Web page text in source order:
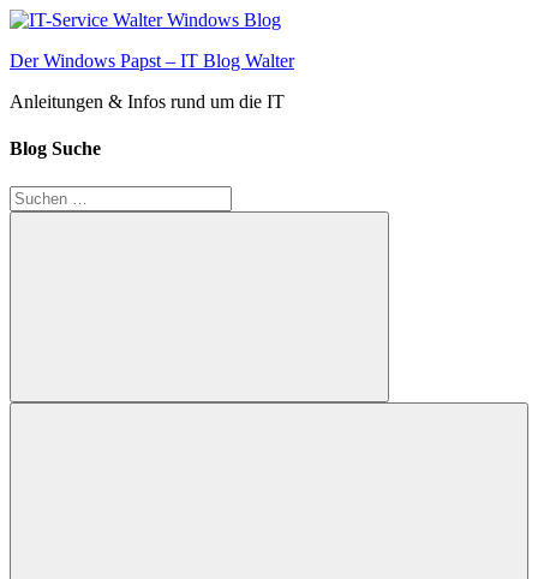
Zum
springen
Der Windows Papst – IT Blog Walter
Anleitungen & Infos rund um die IT
Blog Suche
Suchen
nach:
Suchen